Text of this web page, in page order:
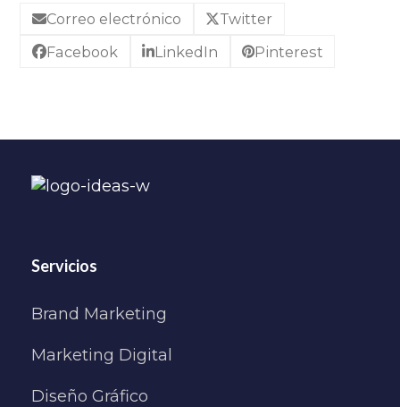
Correo electrónico
Twitter
Facebook
LinkedIn Pinterest
Servicios
Brand Marketing
Marketing Digital
Diseño Gráfico